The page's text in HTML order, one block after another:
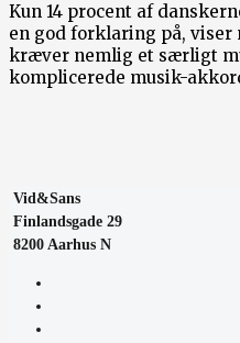
Kun 14 procent af
en god forklaring på, viser
kræver nemlig et særligt
komplicerede musik-
Vid&Sans
Finlandsgade 29
8200 Aarhus N